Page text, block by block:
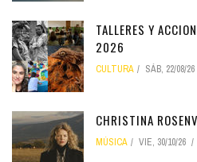
TALLERES Y
2026
CULTURA SÁB, 22/08/26
CHRISTINA
MÚSICA VIE, 30/10/26